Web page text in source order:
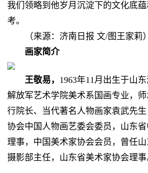
我们领略到他岁月沉淀下的文化底
考。
（来源：济南日报 文/图王家莉）
画家简介
王敬易， 1963年11月出生于山
解放军艺术学院美术系国画专业，
行院长、当代著名人物画家袁武先
协会中国人物画艺委会委员，山东
理事， 中国美术家协会会员， 曾任
摄影部主任， 山东省美术家协会理事